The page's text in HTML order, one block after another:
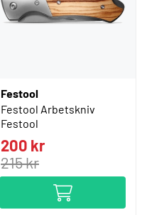
Festool
Festool Arbetskniv
Festool
200 kr
215 kr